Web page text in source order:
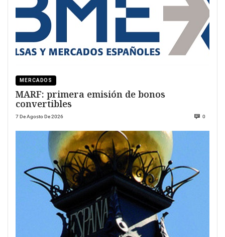
MERCADOS
MARF: primera emisión de bonos
convertibles
7 De Agosto De 2026 0